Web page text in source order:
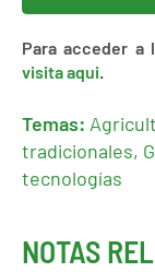
Para acceder a
visita aqui.
Temas:
tradicionales,
tecnologías
NOTAS